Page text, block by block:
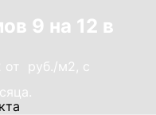
9 на 12 в
от руб./м2, с